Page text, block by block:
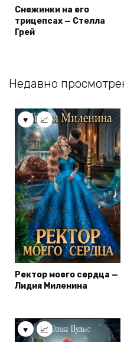
Снежинки на его
трицепсах — Стелла
Грей
Недавно
Ректор моего сердца —
Лидия Миленина